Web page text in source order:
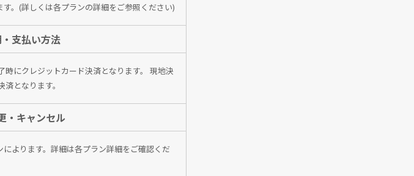
。(詳しくは各プランの詳細をご参照ください)
支払い方法
にクレジットカード決済となります。 現地決
となります。
・キャンセル
よります。詳細は各プラン詳細をご確認くだ